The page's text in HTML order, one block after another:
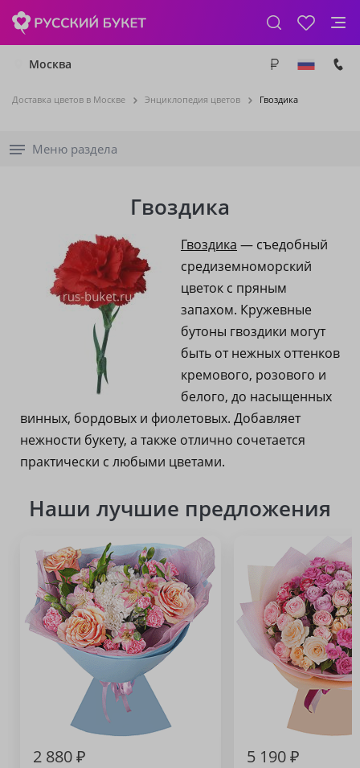
Москва
Доставка цветов в Москве Энциклопедия цветов Гвоздика
Меню раздела
Гвоздика
Гвоздика — съедобный
средиземноморский
цветок с пряным
запахом. Кружевные
бутоны гвоздики могут
быть от нежных оттенков
кремового, розового и
белого, до насыщенных
винных, бордовых и фиолетовых. Добавляет
нежности букету, а также отлично сочетается
практически с любыми цветами.
Наши лучшие предложения
2 880 ₽ 5 190 ₽